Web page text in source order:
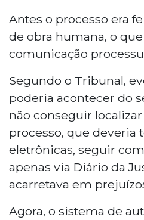
Antes o processo era
de obra humana, o
comunicação
Segundo o Tribunal,
poderia acontecer do
não conseguir
processo, que deveria
eletrônicas, seguir
apenas via Diário da
acarretava em
Agora, o sistema de